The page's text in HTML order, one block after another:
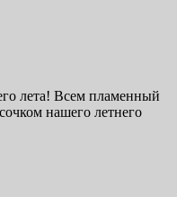
лета! Всем пламенный
нашего летнего